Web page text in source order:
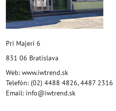
Pri Majeri 6
831 06 Bratislava
Web: www.iwtrend.sk
Telefón: (02) 4488 4826, 4487 2316
Email: info@iwtrend.sk